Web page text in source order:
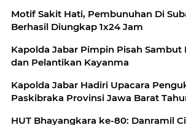
Motif Sakit Hati, Pembunuhan Di
Berhasil Diungkap 1x24 Jam
Kapolda Jabar Pimpin Pisah
dan Pelantikan Kayanma
Kapolda Jabar Hadiri Upacara
Paskibraka Provinsi Jawa Barat
HUT Bhayangkara ke-80: Danramil